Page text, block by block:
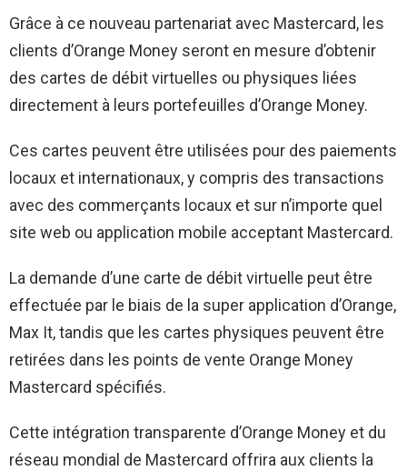
Grâce à ce nouveau partenariat avec Mastercard, les
clients d’Orange Money seront en mesure d’obtenir
des cartes de débit virtuelles ou physiques liées
directement à leurs portefeuilles d’Orange Money.
Ces cartes peuvent être utilisées pour des paiements
locaux et internationaux, y compris des transactions
avec des commerçants locaux et sur n’importe quel
site web ou application mobile acceptant Mastercard.
La demande d’une carte de débit virtuelle peut être
effectuée par le biais de la super application d’Orange,
Max It, tandis que les cartes physiques peuvent être
retirées dans les points de vente Orange Money
Mastercard spécifiés.
Cette intégration transparente d’Orange Money et du
réseau mondial de Mastercard offrira aux clients la